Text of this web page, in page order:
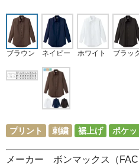
ブラウン ネイビー ホワイト ブラッ
プリント 刺繍 裾上げ ポケ
メーカー ボンマックス（